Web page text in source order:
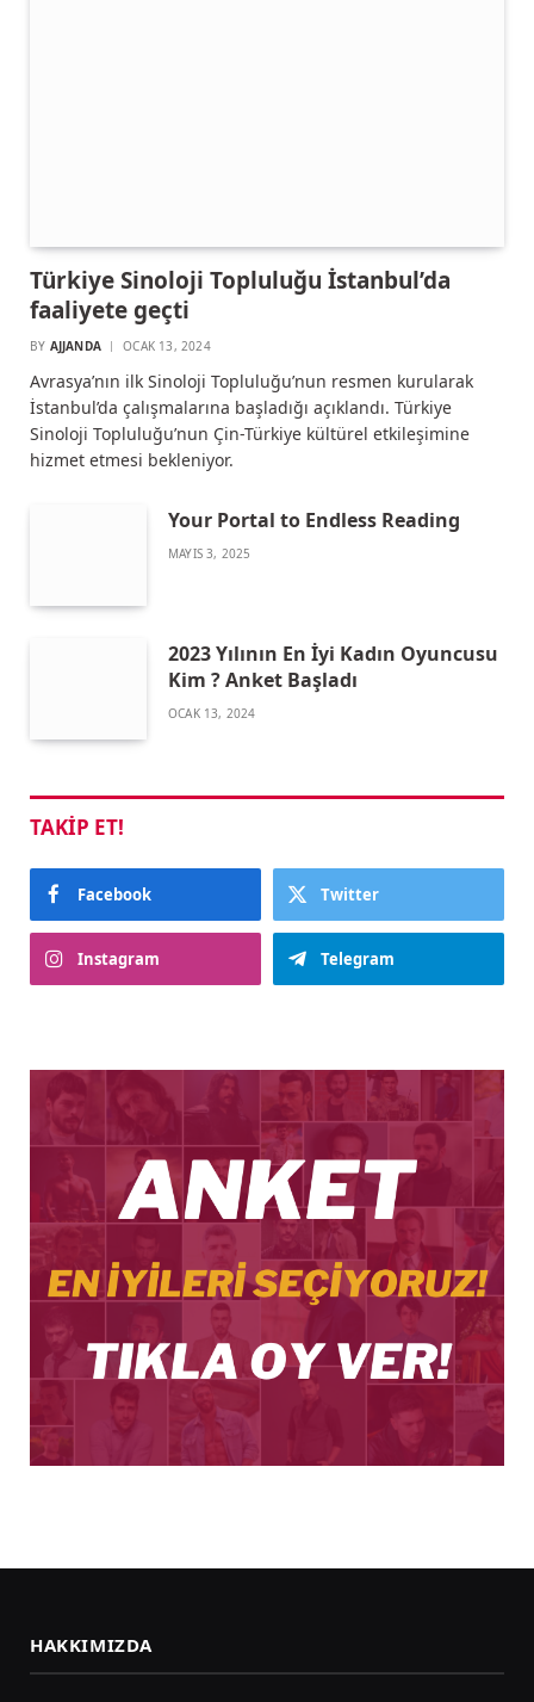
Türkiye Sinoloji Topluluğu İstanbul’da
faaliyete geçti
BY AJJANDA OCAK 13, 2024
Avrasya’nın ilk Sinoloji Topluluğu’nun resmen kurularak
İstanbul’da çalışmalarına başladığı açıklandı. Türkiye
Sinoloji Topluluğu’nun Çin-Türkiye kültürel etkileşimine
hizmet etmesi bekleniyor.
Your Portal to Endless Reading
MAYIS 3, 2025
2023 Yılının En İyi Kadın Oyuncusu
Kim ? Anket Başladı
OCAK 13, 2024
TAKIP ET!
Facebook Twitter
Instagram Telegram
HAKKIMIZDA